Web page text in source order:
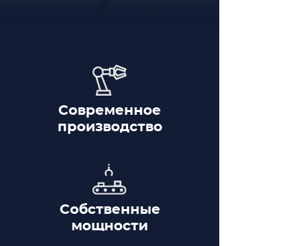
Современное
производство
Собственные
мощности